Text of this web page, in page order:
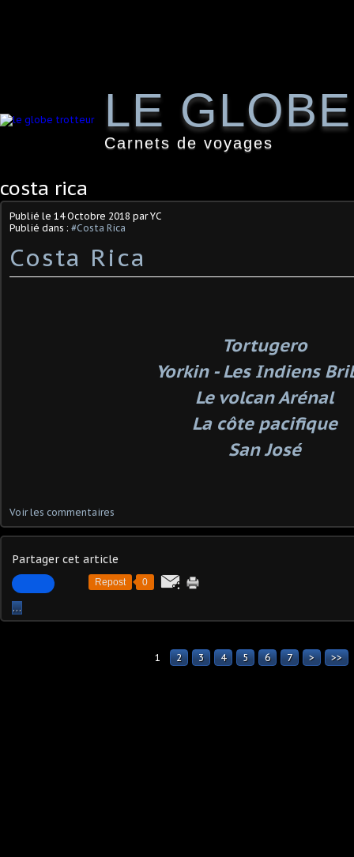
LE
Carnets de voyages
costa rica
Publié le 14 Octobre 2018 par YC
Publié dans : #Costa Rica
Costa Rica
Tortugero
Yorkin - Les Indiens
Le volcan Arénal
La côte pacifique
San José
Voir les commentaires
Partager cet article
Repost 0
…
1 2 3 4 5 6 7 > >>